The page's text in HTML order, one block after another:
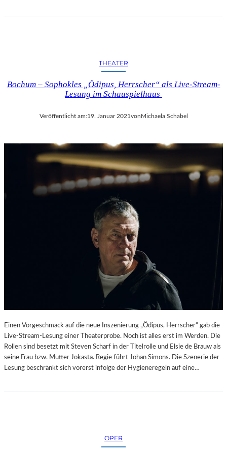
THEATER
Bochum – Sophokles „Ödipus, Herrscher“ als Live-Stream-
Lesung im Schauspielhaus
Veröffentlicht am:19. Januar 2021vonMichaela Schabel
Einen Vorgeschmack auf die neue Inszenierung „Ödipus, Herrscher“ gab die
Live-Stream-Lesung einer Theaterprobe. Noch ist alles erst im Werden. Die
Rollen sind besetzt mit Steven Scharf in der Titelrolle und Elsie de Brauw als
seine Frau bzw. Mutter Jokasta. Regie führt Johan Simons. Die Szenerie der
Lesung beschränkt sich vorerst infolge der Hygieneregeln auf eine…
OPER